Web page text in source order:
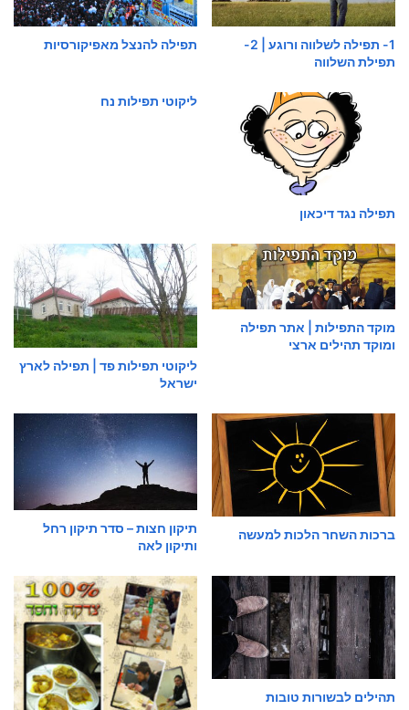
1- תפילה לשלווה ורוגע | 2-
תפילת השלווה
תפילה להנצל מאפיקורסיות
תפילה נגד דיכאון
ליקוטי תפילות נח
מוקד התפילות | אתר תפילה
ומוקד תהילים ארצי
ליקוטי תפילות פד | תפילה לארץ
ישראל
ברכות השחר הלכות למעשה
תיקון חצות – סדר תיקון רחל
ותיקון לאה
תהילים לבשורות טובות